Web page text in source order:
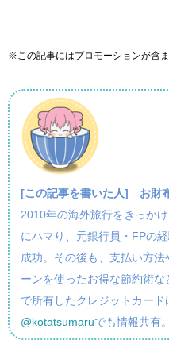
※この記事にはプロモーションが含
[この記事を書いた人] お財
2010年の海外旅行をきっか
にハマり、元銀行員・FPの
成功。その後も、支払い方
ーンを使ったお得な節約術
で所有したクレジットカード
@kotatsumaruでも情報共有。